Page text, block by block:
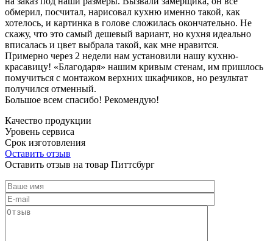
обмерил, посчитал, нарисовал кухню именно такой, как
хотелось, и картинка в голове сложилась окончательно. Не
скажу, что это самый дешевый вариант, но кухня идеально
вписалась и цвет выбрала такой, как мне нравится.
Примерно через 2 недели нам установили нашу кухню-
красавицу! «Благодаря» нашим кривым стенам, им пришлось
помучиться с монтажом верхних шкафчиков, но результат
получился отменный.
Большое всем спасибо! Рекомендую!
Качество продукции
Уровень сервиса
Срок изготовления
Оставить отзыв
Оставить отзыв на товар Питтсбург